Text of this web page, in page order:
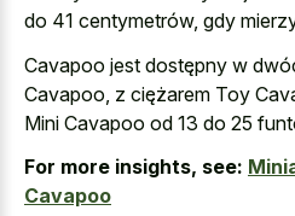
do 41 centymetrów, gdy
Cavapoo jest dostępny w
Cavapoo, z ciężarem Toy
Mini Cavapoo od 13 do 25
For more insights, see:
Cavapoo